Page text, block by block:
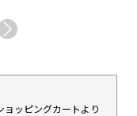
ョッピングカートより